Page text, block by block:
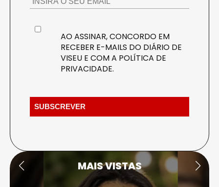
AO ASSINAR, CONCORDO EM
RECEBER E-MAILS DO DIÁRIO DE
VISEU E COM A POLÍTICA DE
PRIVACIDADE.
MAIS VISTAS